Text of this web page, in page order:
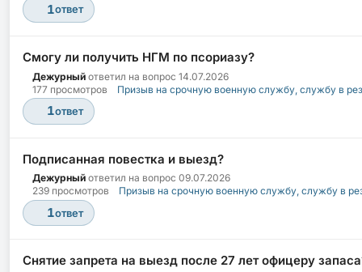
1ответ
Смогу ли получить НГМ по псориазу?
Дежурный ответил на вопрос 14.07.2026
177 просмотров
Призыв на срочную военную службу, службу в
1ответ
Подписанная повестка и выезд?
Дежурный ответил на вопрос 09.07.2026
239 просмотров
Призыв на срочную военную службу, службу в
1ответ
Снятие запрета на выезд после 27 лет офицеру